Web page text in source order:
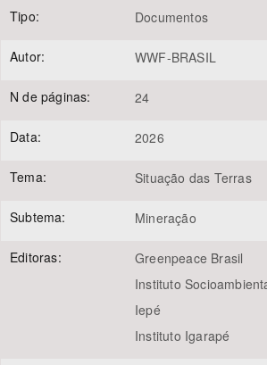
Tipo: Documentos
Autor: WWF-BRASIL
N de páginas: 24
Data: 2026
Tema: Situação das Terras
Subtema: Mineração
Editoras:
Greenpeace Brasil
Instituto
Iepé
Instituto Igarapé